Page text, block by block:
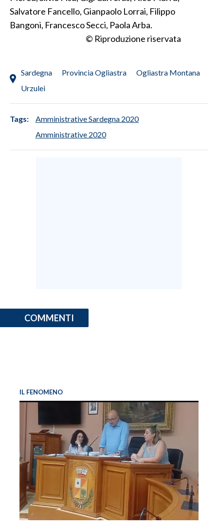
SARDI NEL MONDO
NOTIZIE
3 MINUTI CON
INFO AZIENDE
ABBONATI
Salvatore Fancello, Gianpaolo Lorrai, Filippo
Bangoni, Francesco Secci, Paola Arba.
© Riproduzione riservata
Sardegna Provincia Ogliastra
Ogliastra Montana
Urzulei
Tags:
Amministrative Sardegna 2020
Amministrative 2020
COMMENTI
IL FENOMENO